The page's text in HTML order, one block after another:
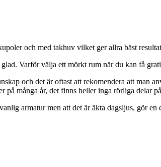
och med takhuv vilket ger allra bäst
Varför välja ett mörkt rum när du kan få
och det är oftast att rekomendera att man
på många år, det finns heller inga rörliga delar
armatur men att det är äkta dagsljus, gör en